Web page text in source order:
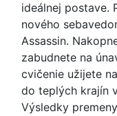
ideálnej postave.
nového
Assassin.
zabudnete na
cvičenie užijete
do teplých krajín
Výsledky